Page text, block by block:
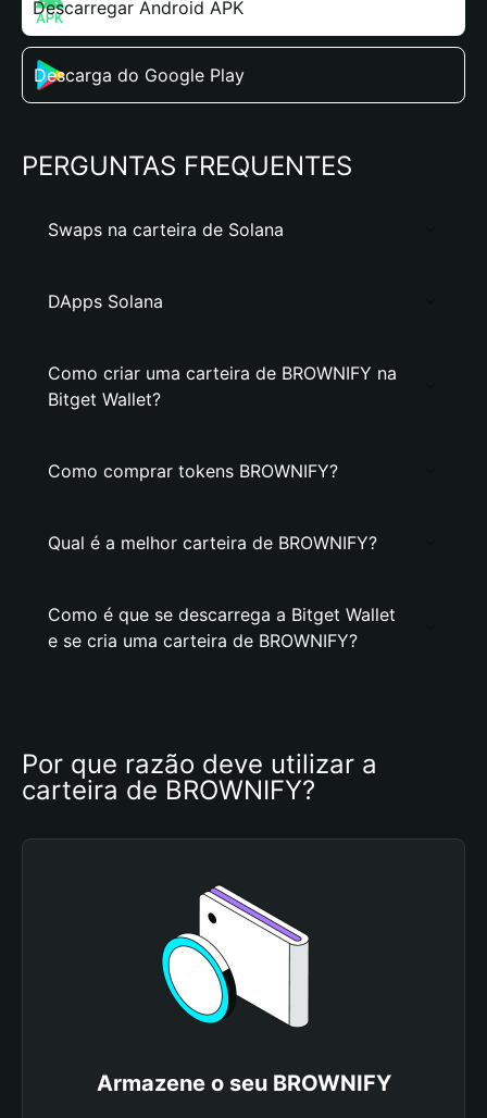
Descarregar Android APK
Descarga do Google Play
PERGUNTAS FREQUENTES
Swaps na carteira de Solana
DApps Solana
Como criar uma carteira de BROWNIFY na
Bitget Wallet?
Como comprar tokens BROWNIFY?
Qual é a melhor carteira de BROWNIFY?
Como é que se descarrega a Bitget Wallet
e se cria uma carteira de BROWNIFY?
Por que razão deve utilizar a
carteira de BROWNIFY?
Armazene o seu BROWNIFY